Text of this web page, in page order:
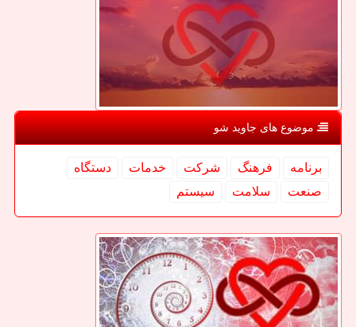
موضوع های جاوید شو
برنامه فرهنگ شركت خدمات
دستگاه
صنعت
سلامت سیستم